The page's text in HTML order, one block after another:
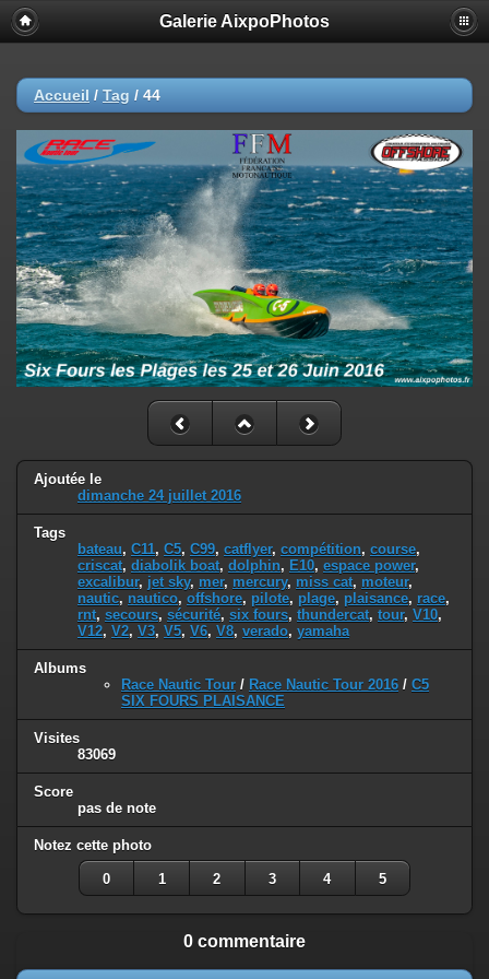
Galerie AixpoPhotos
Accueil / Tag / 44
Ajoutée le
dimanche 24 juillet 2016
Tags
bateau, C11, C5, C99, catflyer, compétition, course,
criscat, diabolik boat, dolphin, E10, espace power,
excalibur, jet sky, mer, mercury, miss cat, moteur,
nautic, nautico, offshore, pilote, plage, plaisance, race,
rnt, secours, sécurité, six fours, thundercat, tour, V10,
V12, V2, V3, V5, V6, V8, verado, yamaha
Albums
Race Nautic Tour / Race Nautic Tour 2016 / C5
SIX FOURS PLAISANCE
Visites
83069
Score
pas de note
Notez cette photo
0 1 2 3 4 5
0 commentaire